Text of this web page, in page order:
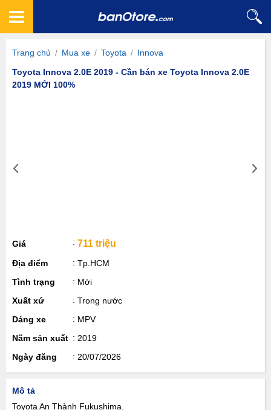
Trang chủ / Mua xe / Toyota / Innova
Toyota Innova 2.0E 2019 - Cần bán xe Toyota Innova 2.0E
2019 MỚI 100%
Giá 711 triệu
Địa điểm
Tp.HCM
Tình trạng
Mới
Xuất xứ
Trong nước
Dáng xe
MPV
Năm sản xuất
2019
Ngày đăng
20/07/2026
Mô tả
Toyota An Thành Fukushima.